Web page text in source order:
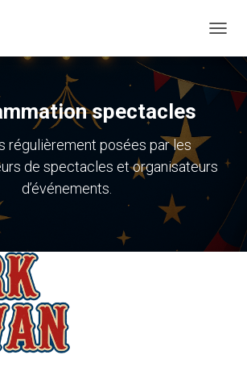
spectacles
régulièrement posées par les
de spectacles et organisateurs
d’événements.